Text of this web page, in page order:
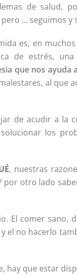
de salud,
… seguimos y
es, en
de estrés, una
que nos ayuda
al que
de acudir a la
los
, nuestras
otro lado
El comer sano,
el no hacerlo
hay que estar